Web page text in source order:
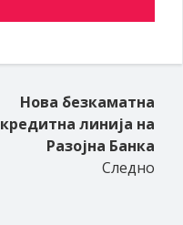
Нова безкаматна
кредитна линија на
Разојна Банка
Следно